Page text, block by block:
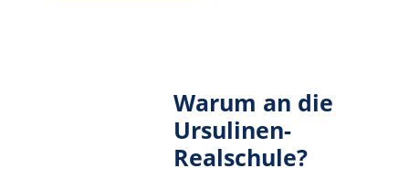
Warum an die
Ursulinen-
Realschule?